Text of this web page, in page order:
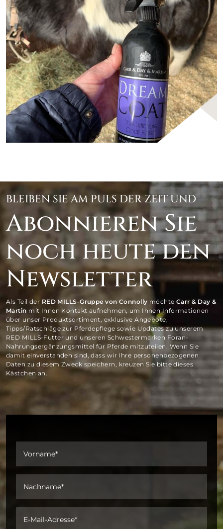
BLEIBEN SIE AM PULS DER ZEIT UND
Abonnieren Sie
noch heute den
Newsletter
Als Teil der RED MILLS-Gruppe von Connolly möchteCarr & Day &
Martin mit Ihnen Kontakt aufnehmen, um Ihnen Informationen
über unser Produktsortiment, exklusive Angebote,
Tipps/Ratschläge zur Pferdepflege sowie Updates zu unserem
RED MILLS-Futter und unseren Schwestermarken Foran-
Nahrungsergänzungsmittel für Pferde mitzuteilen. Wenn Sie
damit einverstanden sind, dass wir Ihre personenbezogenen
Daten zu diesem Zweck speichern, kreuzen Sie bitte dieses
Kästchen an.